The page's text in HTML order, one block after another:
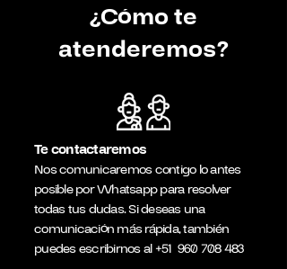
¿Cómo te
atenderemos?
Te contactaremos
Nos comunicaremos contigo lo antes
posible por Whatsapp para resolver
todas tus dudas. Si deseas una
comunicación más rápida, también
puedes escribirnos al+51 960 708 483